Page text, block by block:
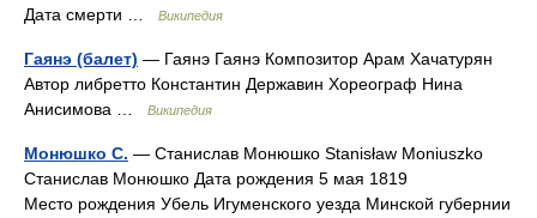
Дата смерти …
Википедия
Гаянэ (балет) — Гаянэ Гаянэ Композитор Арам Хачатурян
Автор либретто Константин Державин Хореограф Нина
Анисимова …
Википедия
Монюшко С. — Станислав Монюшко Stanisław Moniuszko
Станислав Монюшко Дата рождения 5 мая 1819
Место рождения Убель Игуменского уезда Минской губернии